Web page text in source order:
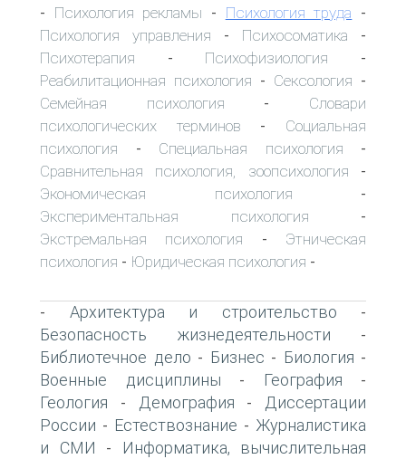
- Психология рекламы - Психология труда -
Психология управления - Психосоматика -
Психотерапия - Психофизиология -
Реабилитационная психология - Сексология -
Семейная психология - Словари
психологических терминов - Социальная
психология - Специальная психология -
Сравнительная психология, зоопсихология -
Экономическая психология -
Экспериментальная психология -
Экстремальная психология - Этническая
психология - Юридическая психология -
- Архитектура и строительство -
Безопасность жизнедеятельности -
Библиотечное дело - Бизнес - Биология -
Военные дисциплины - География -
Геология - Демография -
Диссертации
России - Естествознание - Журналистика
и СМИ -
Информатика, вычислительная